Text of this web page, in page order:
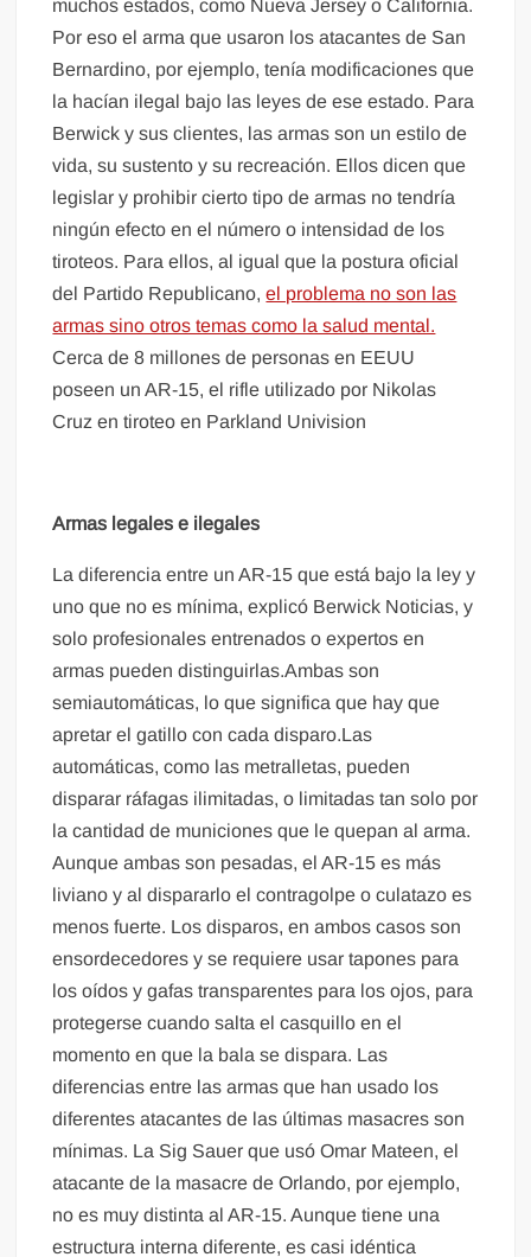
muchos estados, como Nueva Jersey o California.
Por eso el arma que usaron los atacantes de San
Bernardino, por ejemplo, tenía modificaciones que
la hacían ilegal bajo las leyes de ese estado. Para
Berwick y sus clientes, las armas son un estilo de
vida, su sustento y su recreación. Ellos dicen que
legislar y prohibir cierto tipo de armas no tendría
ningún efecto en el número o intensidad de los
tiroteos. Para ellos, al igual que la postura oficial
del Partido Republicano,el problema no son las
armas sino otros temas como la salud mental.
Cerca de 8 millones de personas en EEUU
poseen un AR-15, el rifle utilizado por Nikolas
Cruz en tiroteo en Parkland Univision
Armas legales e ilegales
La diferencia entre un AR-15 que está bajo la ley y
uno que no es mínima, explicó Berwick Noticias, y
solo profesionales entrenados o expertos en
armas pueden distinguirlas.Ambas son
semiautomáticas, lo que significa que hay que
apretar el gatillo con cada disparo.Las
automáticas, como las metralletas, pueden
disparar ráfagas ilimitadas, o limitadas tan solo por
la cantidad de municiones que le quepan al arma.
Aunque ambas son pesadas, el AR-15 es más
liviano y al dispararlo el contragolpe o culatazo es
menos fuerte. Los disparos, en ambos casos son
ensordecedores y se requiere usar tapones para
los oídos y gafas transparentes para los ojos, para
protegerse cuando salta el casquillo en el
momento en que la bala se dispara. Las
diferencias entre las armas que han usado los
diferentes atacantes de las últimas masacres son
mínimas. La Sig Sauer que usó Omar Mateen, el
atacante de la masacre de Orlando, por ejemplo,
no es muy distinta al AR-15. Aunque tiene una
estructura interna diferente, es casi idéntica